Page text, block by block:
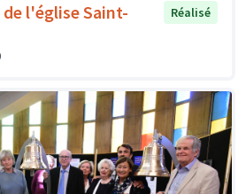
l'église Saint-
Réalisé